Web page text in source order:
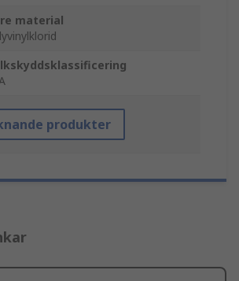
material
produkter